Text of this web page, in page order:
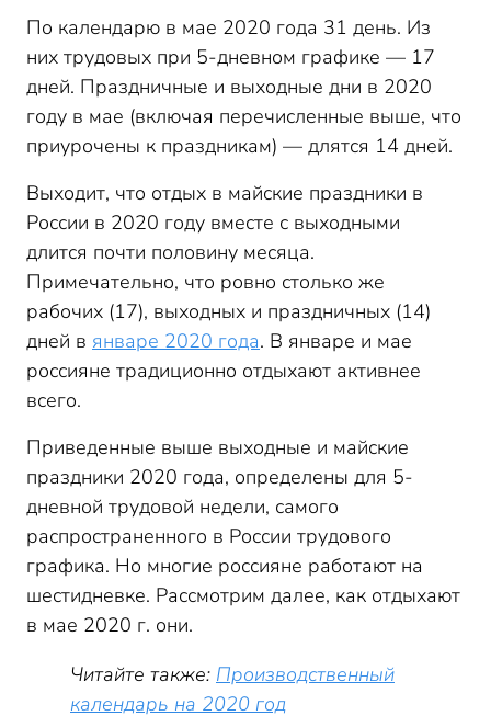
По календарю в мае 2020 года 31 день. Из
них трудовых при 5-дневном графике — 17
дней. Праздничные и выходные дни в 2020
году в мае (включая перечисленные выше, что
приурочены к праздникам) — длятся 14 дней.
Выходит, что отдых в майские праздники в
России в 2020 году вместе с выходными
длится почти половину месяца.
Примечательно, что ровно столько же
рабочих (17), выходных и праздничных (14)
дней в январе 2020 года. В январе и мае
россияне традиционно отдыхают активнее
всего.
Приведенные выше выходные и майские
праздники 2020 года, определены для 5-
дневной трудовой недели, самого
распространенного в России трудового
графика. Но многие россияне работают на
шестидневке. Рассмотрим далее, как отдыхают
в мае 2020 г. они.
Читайте также: Производственный
календарь на 2020 год